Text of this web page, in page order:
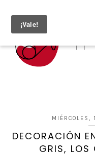
MIÉRCOLES,
DECORACIÓN
GRIS, LOS